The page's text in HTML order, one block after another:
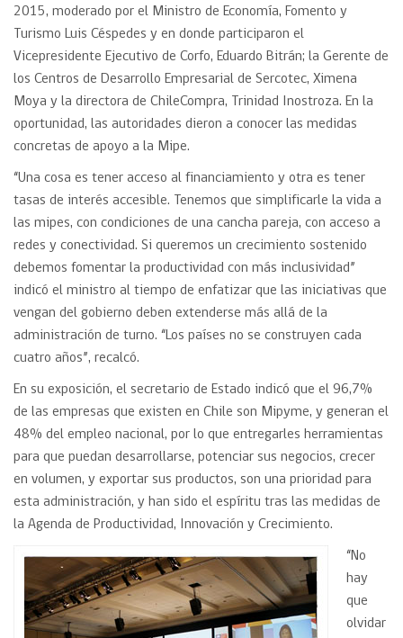
2015, moderado por el Ministro de Economía, Fomento y
Turismo Luis Céspedes y en donde participaron el
Vicepresidente Ejecutivo de Corfo, Eduardo Bitrán; la Gerente de
los Centros de Desarrollo Empresarial de Sercotec, Ximena
Moya y la directora de ChileCompra, Trinidad Inostroza. En la
oportunidad, las autoridades dieron a conocer las medidas
concretas de apoyo a la Mipe.
“Una cosa es tener acceso al financiamiento y otra es tener
tasas de interés accesible. Tenemos que simplificarle la vida a
las mipes, con condiciones de una cancha pareja, con acceso a
redes y conectividad. Si queremos un crecimiento sostenido
debemos fomentar la productividad con más inclusividad”
indicó el ministro al tiempo de enfatizar que las iniciativas que
vengan del gobierno deben extenderse más allá de la
administración de turno. “Los países no se construyen cada
cuatro años”, recalcó.
En su exposición, el secretario de Estado indicó que el 96,7%
de las empresas que existen en Chile son Mipyme, y generan el
48% del empleo nacional, por lo que entregarles herramientas
para que puedan desarrollarse, potenciar sus negocios, crecer
en volumen, y exportar sus productos, son una prioridad para
esta administración, y han sido el espíritu tras las medidas de
la Agenda de Productividad, Innovación y Crecimiento.
“No
hay
que
olvidar